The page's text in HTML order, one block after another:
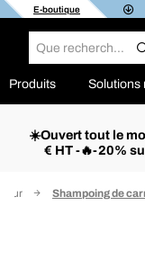
E-boutique
Produits Solutions
☀️Ouvert tout le
€ HT -🔥-20%
Shampoing de